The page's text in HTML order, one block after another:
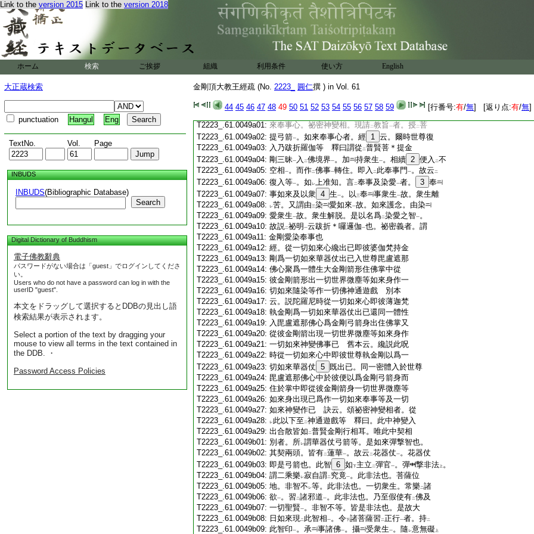
Link to the version 2015 Link to the version 2018
ホーム 検索 ご挨拶 組織 利用条件 使い方 English
大正蔵検索
punctuation Hangul Eng
TextNo. Vol. Page
INBUDS
INBUDS(Bibliographic Database)
Search
Digital Dictionary of Buddhism
電子佛教辭典
パスワードがない場合は「guest」でログインしてくださ
い。
Users who do not have a password can log in with the
userID "guest".
本文をドラッグして選択するとDDBの見出し語
検索結果が表示されます。
Select a portion of the text by dragging your
mouse to view all terms in the text contained in
the DDB. ・
Password Access Policies
金剛頂大教王經疏 (No. 2223_ 圓仁撰 ) in Vol. 61
44 45 46 47 48 49 50 51 52 53 54 55 56 57 58 59 [行番号:有/無] [返り点:有/無]
T2223_.61.0048c19:悟入 佛之知見 。此即殺 レ染而順 淨也。是故
T2223_.61.0048c20: 如來以 二摩羅智 。於 染淨中
。皆能染淨也。又
T2223_.61.0048c21:此次第者。謂入 二 初普賢金剛三昧耶一。遍能觀
T2223_.61.0048c22:
察一切如來 知諸佛境界
智一 。爾時。如來便以智印一而用二 加持一 。 9 得加
T2223_.61.0048c24:持 已。便能集
會一切如來及諸如來。無盡智
T2223_.61.0048c25:藏 。嚴 自智界 。作 。便能承
T2223_.61.0048c26:
來一。而諸如來。護念不 レ捨。是以染智據
T2223_.61.0048c27:
説。如是次第。皆是如來普賢三昧智用。一合
T2223_.61.0048c28:實相甚深境界一 。以二聲字相次一
故。別別轉轉
之。次下釋文頌云。如
T2223_.61.0049a01: 來奉事心。祕密神變相。現請二教旨一者。授二菩
T2223_.61.0049a02: 提弓箭一。如來奉事心者。經 1 云。爾時世尊復
T2223_.61.0049a03: 入乃跋折羅伽等 釋曰謂從 二普賢菩＊提金
T2223_.61.0049a04: 剛三昧一 入 二佛境界一。加 持衆生一。相續 2 便入 二不
T2223_.61.0049a05: 空相一。而作二佛事一轉住。即入 二 此奉事門 一。故云 二
T2223_.61.0049a06: 復入等一。如 レ上准知。言二奉事及染愛一者。 3 奉
T2223_.61.0049a07: 事如來及以衆 4 生一。以三奉 事衆生一故。衆生離
T2223_.61.0049a08:
レ苦。又謂由三染 愛如來一故。如來護念。由染
T2223_.61.0049a09: 愛衆生一故。衆生解脱。是以名爲二染愛之智一。
T2223_.61.0049a10: 故説二祕明 一云跋折＊囉邏伽一也。祕密義者。謂
T2223_.61.0049a11: 金剛愛染奉事也
T2223_.61.0049a12: 經。從一切如來心纔出已即彼婆伽梵持金
T2223_.61.0049a13: 剛爲一切如來華器仗出已入世尊毘盧遮那
T2223_.61.0049a14: 佛心聚爲一體生大金剛箭形住佛掌中從
T2223_.61.0049a15: 彼金剛箭形出一切世界微塵等如來身作一
T2223_.61.0049a16: 切如來隨染等作一切佛神通遊戲 別本
T2223_.61.0049a17: 云。説陀羅尼時從一切如來心即彼薄迦梵
T2223_.61.0049a18: 執金剛爲一切如來華器仗出已還同一體性
T2223_.61.0049a19: 入毘盧遮那佛心爲金剛弓箭身出住佛掌又
T2223_.61.0049a20: 從彼金剛箭出現一切世界微塵等如來身作
T2223_.61.0049a21: 一切如來神變佛事已 舊本云。纔説此呪
T2223_.61.0049a22: 時從一切如來心中即彼世尊執金剛以爲一
T2223_.61.0049a23: 切如來華器仗 5 既出已。同一密體入於世尊
T2223_.61.0049a24: 毘盧遮那佛心中於彼便以爲金剛弓箭身而
T2223_.61.0049a25: 住於掌中即從彼金剛箭身一切世界微塵等
T2223_.61.0049a26: 如來身出現已爲作一切如來奉事等及一切
T2223_.61.0049a27: 如來神變作已 訣云。頌祕密神變相者。從
T2223_.61.0049a28:
レ此以下至 二神通遊戲等 釋曰。此中神變入
T2223_.61.0049a29: 出合散皆如 二普賢金剛行相耳。唯此中契相
T2223_.61.0049b01: 別者。所レ謂華器仗弓箭等。是如來彈撃智也。
T2223_.61.0049b02: 其契兩頭。皆有二蓮華一。故云 二花器仗一。花器仗
T2223_.61.0049b03: 即是弓箭也。此智 6 如下主立 二彈官一。彈 撃非法 上 。
T2223_.61.0049b04: 謂二乘樂レ寂自謂二 究竟一。此非法也。菩薩位
T2223_.61.0049b05: 地。非智不 レ等。此非法也。一切衆生。常樂二諸
T2223_.61.0049b06: 欲一。習 二諸邪道一。此非法也。乃至假使有二佛及
T2223_.61.0049b07: 一切聖賢一。非智不等。皆是非法也。是故大
T2223_.61.0049b08: 日如來現二 此智相一。令下諸菩薩習 二正行一者。持二
T2223_.61.0049b09: 此智印一。承 事諸佛一。攝 受衆生一。隨 レ意無礙 上